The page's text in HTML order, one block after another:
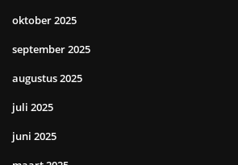
oktober 2025
september 2025
augustus 2025
juli 2025
juni 2025